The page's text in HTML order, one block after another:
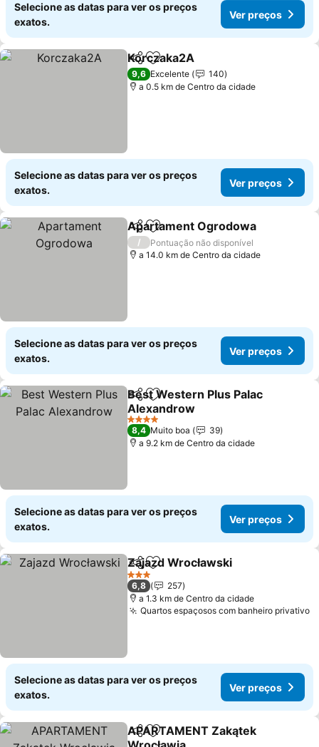
Selecione as datas para ver os preços
exatos.
Ver preços
PartilharAdicionar aos favoritos
Korczaka2A
9,6 Excelente
140
a 0.5 km de Centro da cidade
Selecione as datas para ver os preços
exatos.
Ver preços
PartilharAdicionar aos favoritos
Apartament Ogrodowa
/
Pontuação não disponível
a 14.0 km de Centro da cidade
Selecione as datas para ver os preços
exatos.
Ver preços
PartilharAdicionar aos favoritos
Best Western Plus Palac
Alexandrow
4 Estrelas
8,4 Muito boa
39
a 9.2 km de Centro da cidade
Selecione as datas para ver os preços
exatos.
Ver preços
PartilharAdicionar aos favoritos
Zajazd Wrocławski
3 Estrelas
6,8
257
a 1.3 km de Centro da cidade
Quartos espaçosos com banheiro privativo
Selecione as datas para ver os preços
exatos.
Ver preços
PartilharAdicionar aos favoritos
APARTAMENT Zakątek